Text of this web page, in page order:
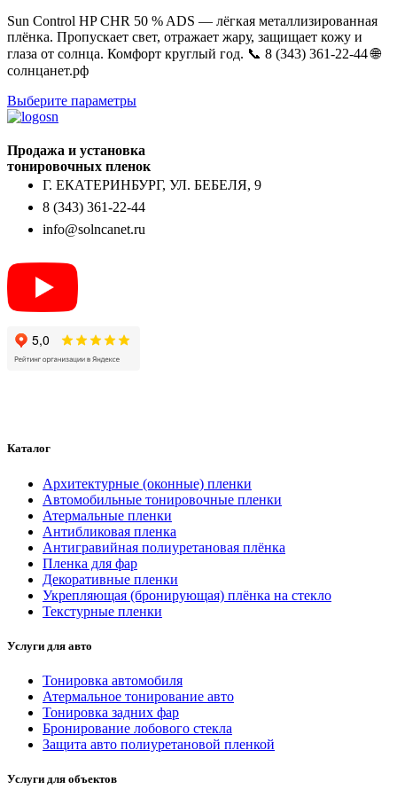
Sun Control HP CHR 50 % ADS — лёгкая металлизированная
плёнка. Пропускает свет, отражает жару, защищает кожу и
глаза от солнца. Комфорт круглый год. 📞 8 (343) 361-22-44 🌐
солнцанет.рф
Выберите параметры
Продажа и установка
тонировочных пленок
Г. ЕКАТЕРИНБУРГ, УЛ. БЕБЕЛЯ, 9
8 (343) 361-22-44
info@solncanet.ru
Каталог
Архитектурные (оконные) пленки
Автомобильные тонировочные пленки
Атермальные пленки
Антибликовая пленка
Антигравийная полиуретановая плёнка
Пленка для фар
Декоративные пленки
Укрепляющая (бронирующая) плёнка на стекло
Текстурные пленки
Услуги для авто
Тонировка автомобиля
Атермальное тонирование авто
Тонировка задних фар
Бронирование лобового стекла
Защита авто полиуретановой пленкой
Услуги для объектов